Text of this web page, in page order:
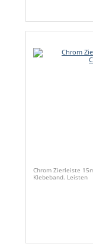
Chrom Zierleiste
Klebeband. Leisten